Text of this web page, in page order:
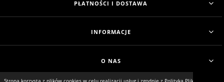
PŁATNOŚCI I DOSTAWA
INFORMACJE
O NAS